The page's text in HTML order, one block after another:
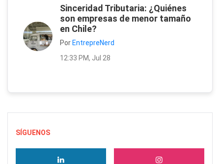
Sinceridad Tributaria: ¿Quiénes
son empresas de menor tamaño
en Chile?
Por EntrepreNerd
12:33 PM, Jul 28
SÍGUENOS